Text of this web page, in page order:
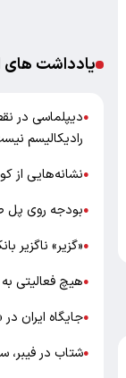
یادداشت های
●دیپلماسی در
رادیکالیسم
●نشانه‌هایی از
●بودجه روی پل
●«گزیر» ناگزیر
●هیچ فعالیتی
●جایگاه ایران
●شتاب در